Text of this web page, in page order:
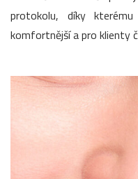
protokolu, díky
komfortnější a pro klienty